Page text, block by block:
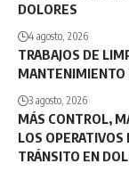
DOLORES
4 agosto, 2026
TRABAJOS DE
MANTENIMIENTO
3 agosto, 2026
MÁS CONTROL,
LOS OPERATIVOS
TRÁNSITO EN